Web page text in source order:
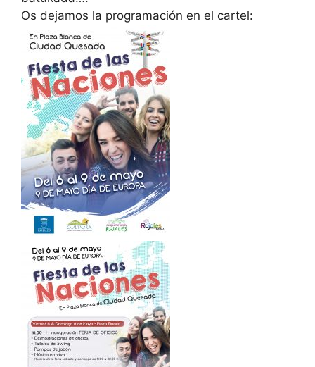
Os dejamos la programación en el cartel: